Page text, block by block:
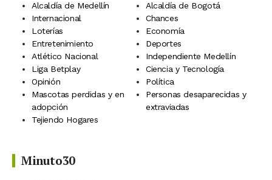
Alcaldía de Medellín
Alcaldía de Bogotá
Internacional
Chances
Loterías
Economía
Entretenimiento
Deportes
Atlético Nacional
Independiente Medellín
Liga Betplay
Ciencia y Tecnología
Opinión
Política
Mascotas perdidas y en
adopción
Personas desaparecidas y
extraviadas
Tejiendo Hogares
Minuto30